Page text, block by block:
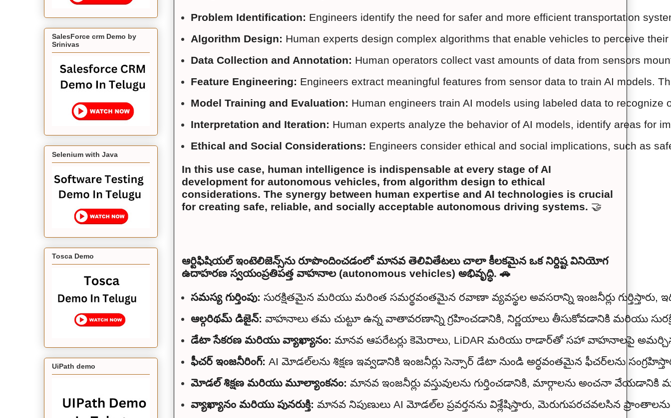
Problem Identification: Engineers identify the need for safer and more efficient transportation
Algorithm Design: Human experts design complex algorithms that enable vehicles to perceive
Data Collection and Annotation: Human operators collect vast amounts of data from sensors
Feature Engineering: Engineers extract meaningful features from sensor data to train AI models.
Model Training and Evaluation: Human engineers train AI models using labeled data to
Interpretation and Iteration: Human experts analyze the behavior of AI models, identify areas for
Ethical and Social Considerations: Engineers consider ethical and social implications, such as
In this use case, human intelligence is indispensable at every stage of AI
development for autonomous vehicles, from algorithm design to ethical
considerations. The synergy between human expertise and AI technologies is crucial
for creating safe, reliable, and socially acceptable autonomous driving systems. 🤝
ఆర్టిఫిషియల్ ఇంటెలిజెన్స్‌ను రూపొందించడంలో మానవ తెలివితేటలు చాలా కీలకమైన ఒక నిర్దిష్ట వినియోగ
ఉదాహరణ స్వయంప్రతిపత్త వాహనాల (autonomous vehicles) అభివృద్ధి. 🚗
సమస్య గుర్తింపు: సురక్షితమైన మరియు మరింత సమర్థవంతమైన రవాణా వ్యవస్థల అవసరాన్ని ఇంజనీర్లు గుర్తిస్తారు,
ఆల్గరిథమ్ డిజైన్:
డేటా సేకరణ మరియు వ్యాఖ్యానం:
ఫీచర్ ఇంజనీరింగ్:
మోడల్ శిక్షణ మరియు మూల్యాంకనం:
వ్యాఖ్యానం మరియు పునరుక్తి:
SalesForce crm Demo by
Srinivas
Selenium with Java
Tosca Demo
UiPath demo